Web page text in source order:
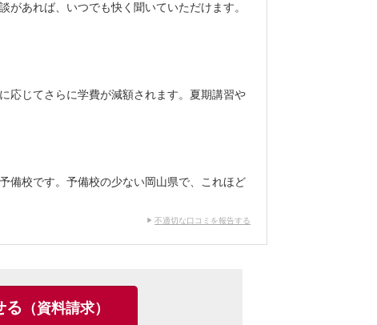
あれば、いつでも快く聞いていただけます。
応じてさらに学費が減額されます。夏期講習や
備校です。予備校の少ない岡山県で、これほど
不適切な口コミを報告する
る （資料請求）